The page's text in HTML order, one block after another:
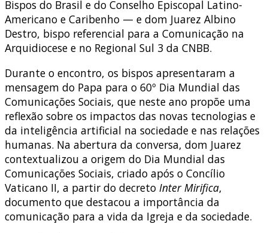
Bispos do Brasil e do Conselho Episcopal Latino-
Americano e Caribenho — e dom Juarez Albino
Destro, bispo referencial para a Comunicação na
Arquidiocese e no Regional Sul 3 da CNBB.
Durante o encontro, os bispos apresentaram a
mensagem do Papa para o 60º Dia Mundial das
Comunicações Sociais, que neste ano propõe uma
reflexão sobre os impactos das novas tecnologias e
da inteligência artificial na sociedade e nas relações
humanas. Na abertura da conversa, dom Juarez
contextualizou a origem do Dia Mundial das
Comunicações Sociais, criado após o Concílio
Vaticano II, a partir do decreto Inter Mirifica,
documento que destacou a importância da
comunicação para a vida da Igreja e da sociedade.